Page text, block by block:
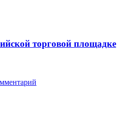
торговой площадке